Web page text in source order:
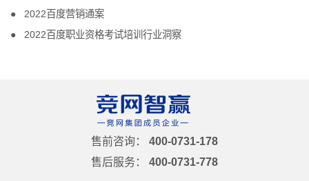
2022百度营销通案
2022百度职业资格考试培训行业洞察
售前咨询：
400-0731-178
售后服务：
400-0731-778